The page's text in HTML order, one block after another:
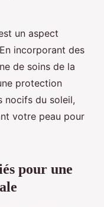
un aspect
incorporant des
de soins de la
protection
nocifs du soleil,
votre peau pour
pour une